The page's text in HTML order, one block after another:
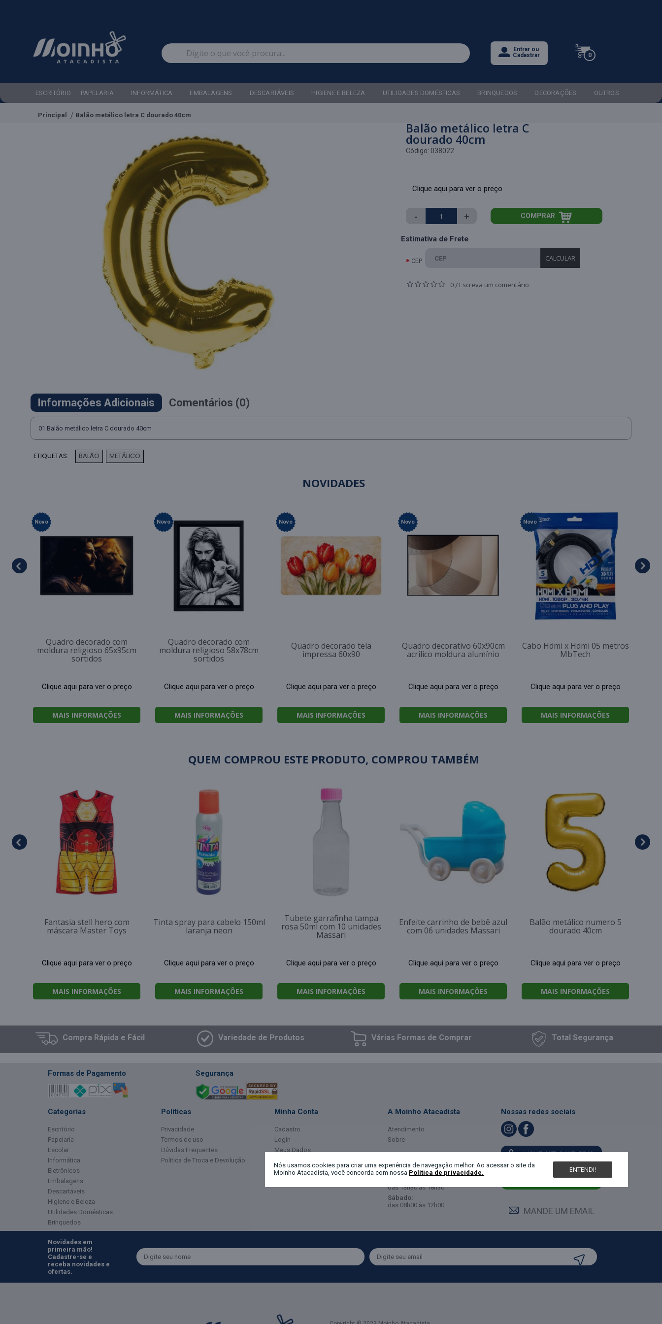
Entrar ou
Cadastrar
0
ESCRITÓRIO PAPELARIA INFORMÁTICA EMBALAGENS DESCARTÁVEIS HIGIENE E BELEZA UTILIDADES DOMÉSTICAS BRINQUEDOS DECORAÇÕES OUTROS
Principal Balão metálico letra C dourado 40cm
Balão metálico letra C
dourado 40cm
Código: 038022
Clique aqui para ver o preço
- + COMPRAR
Estimativa de Frete
CEP CALCULAR
0 / Escreva um comentário
Informações Adicionais Comentários (0)
01 Balão metálico letra C dourado 40cm
ETIQUETAS: BALÃO METÁLICO
NOVIDADES
Novo
Quadro decorado com
moldura religioso 65x95cm
sortidos
Clique aqui para ver o preço
MAIS INFORMAÇÕES
Novo
Quadro decorado com
moldura religioso 58x78cm
sortidos
Clique aqui para ver o preço
MAIS INFORMAÇÕES
Novo
Quadro decorado tela
impressa 60x90
Clique aqui para ver o preço
MAIS INFORMAÇÕES
Novo
Quadro decorativo 60x90cm
acrilico moldura alumínio
Clique aqui para ver o preço
MAIS INFORMAÇÕES
Novo
Cabo Hdmi x Hdmi 05 metros
MbTech
Clique aqui para ver o preço
MAIS INFORMAÇÕES
QUEM COMPROU ESTE PRODUTO, COMPROU TAMBÉM
Fantasia stell hero com
máscara Master Toys
Clique aqui para ver o preço
MAIS INFORMAÇÕES
Tinta spray para cabelo 150ml
laranja neon
Clique aqui para ver o preço
MAIS INFORMAÇÕES
Tubete garrafinha tampa
rosa 50ml com 10 unidades
Massari
Clique aqui para ver o preço
MAIS INFORMAÇÕES
Enfeite carrinho de bebê azul
com 06 unidades Massari
Clique aqui para ver o preço
MAIS INFORMAÇÕES
Balão metálico numero 5
dourado 40cm
Clique aqui para ver o preço
MAIS INFORMAÇÕES
Compra Rápida e Fácil Variedade de Produtos Várias Formas de Comprar Total Segurança
Nós usamos cookies para criar uma experiência de navegação melhor. Ao acessar o site da
Moinho Atacadista, você concorda com nossa Política de privacidade. ENTENDI!
Formas de Pagamento Segurança
Categorias
Escritório
Papelaria
Escolar
Informática
Eletrônicos
Embalagens
Descartáveis
Higiene e Beleza
Utilidades Domésticas
Brinquedos
Políticas
Privacidade
Termos de uso
Dúvidas Frequentes
Política de Troca e Devolução
Minha Conta
Cadastro
Login
Meus Dados
A Moinho Atacadista
Atendimento
Sobre
Horário de Atendimento
Segunda a Sexta-feira:
das 13h30 às 18h30
Sábado:
das 08h00 às 12h00
Nossas redes sociais
LIGUE (47) 3467-5540
MANDE UM EMAIL
Novidades em
primeira mão!
Cadastre-se e
receba novidades e
ofertas.